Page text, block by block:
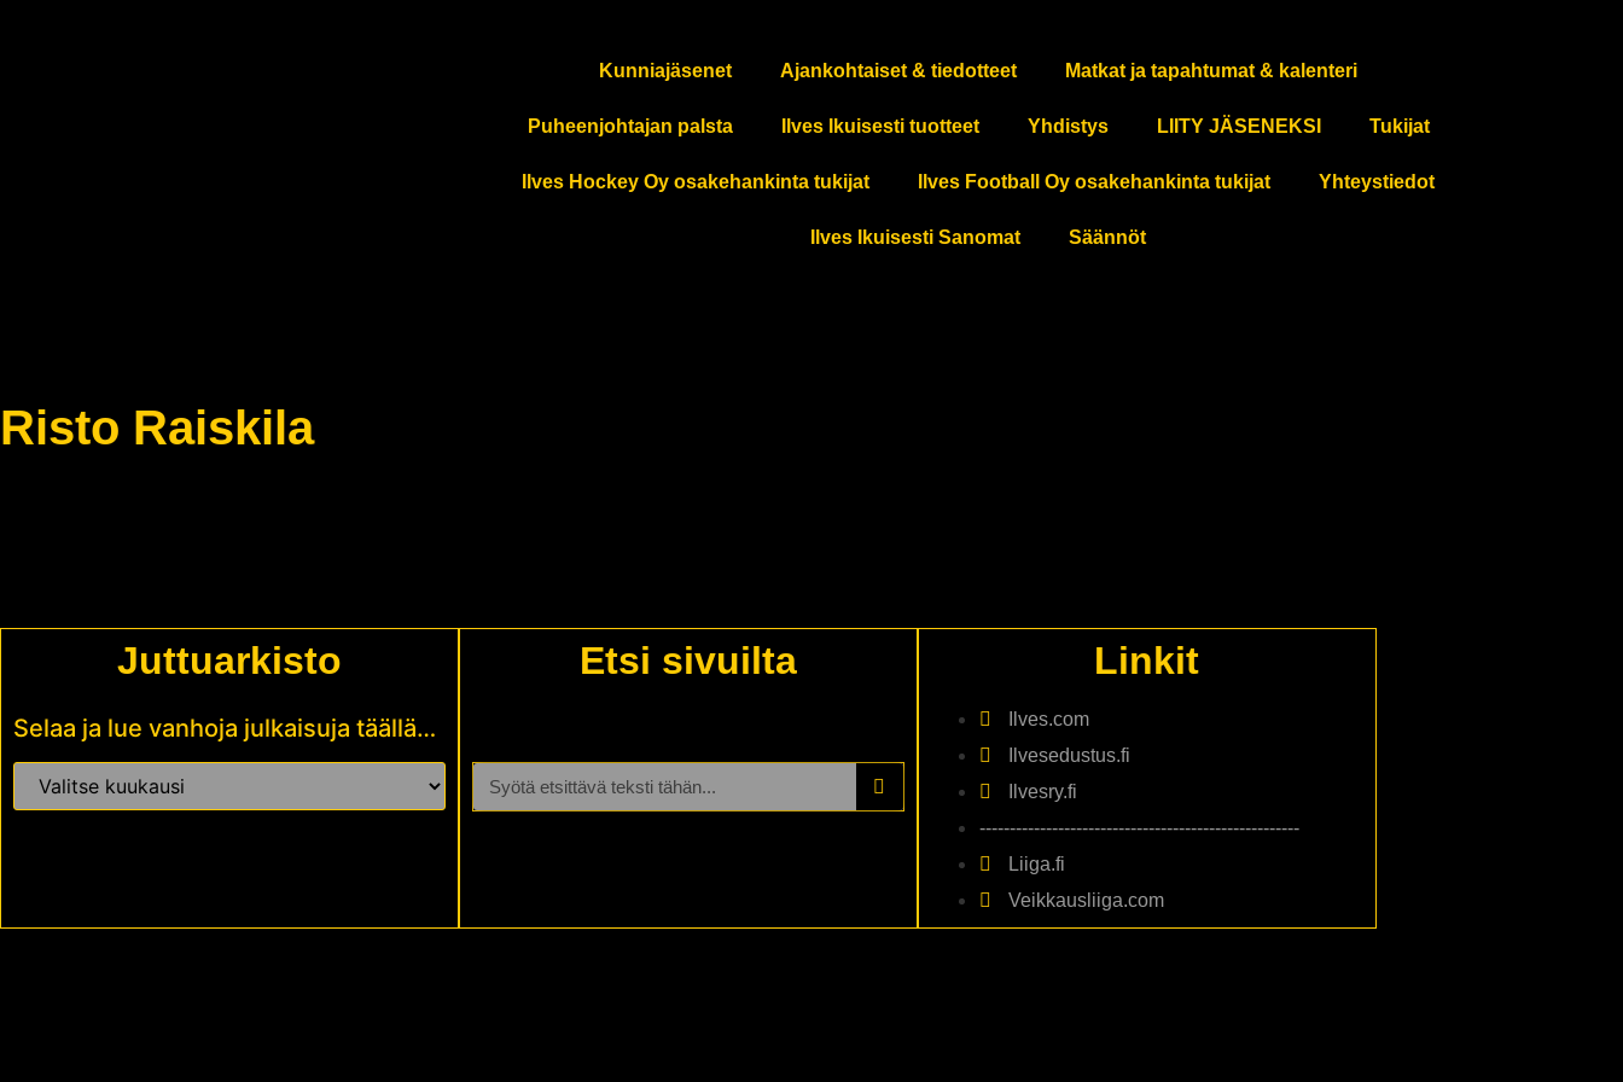
Kunniajäsenet Ajankohtaiset & tiedotteet Matkat ja tapahtumat & kalenteri
Puheenjohtajan palsta Ilves Ikuisesti tuotteet Yhdistys LIITY JÄSENEKSI Tukijat
Ilves Hockey Oy osakehankinta tukijat Ilves Football Oy osakehankinta tukijat Yhteystiedot
Ilves Ikuisesti Sanomat Säännöt
Risto Raiskila
Juttuarkisto
Selaa ja lue vanhoja julkaisuja täällä…
Etsi sivuilta Linkit
Ilves.com
Ilvesedustus.fi
Ilvesry.fi
-----------------------------------------------------
Liiga.fi
Veikkausliiga.com